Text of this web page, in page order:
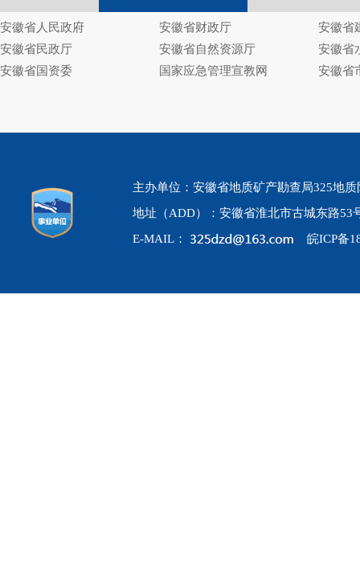
安徽省人民政府 安徽省财政厅
安徽省
安徽省民政厅
安徽省自然资源厅
安徽省
安徽省国资委
国家应急管理宣教网 安徽省
主办单位：安徽省地质矿产勘查局325地
地址（ADD）：安徽省淮北市古城东路
E-MAIL：
皖ICP备